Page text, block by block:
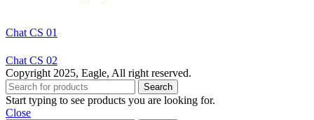
Chat CS 01
Chat CS 02
Copyright 2025, Eagle, All right reserved.
Search
Start typing to see products you are looking for.
Close